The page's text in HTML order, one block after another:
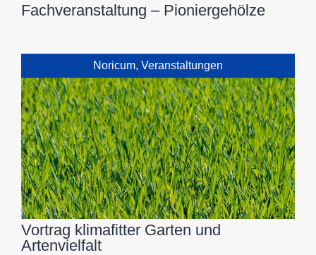
Fachveranstaltung – Pioniergehölze
Noricum, Veranstaltungen
Vortrag klimafitter Garten und
Artenvielfalt